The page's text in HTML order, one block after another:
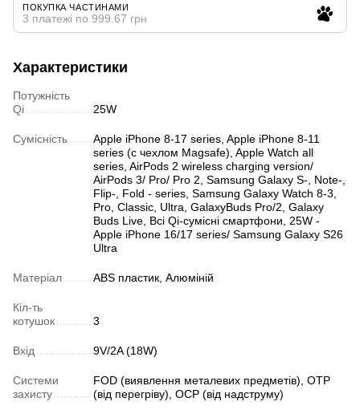
ПОКУПКА ЧАСТИНАМИ
3 платежі по 999.67 грн
Характеристики
Потужність
Qi
25W
Сумісність
Apple iPhone 8-17 series, Apple iPhone 8-11
series (с чехлом Magsafe), Apple Watch all
series, AirPods 2 wireless charging version/
AirPods 3/ Pro/ Pro 2, Samsung Galaxy S-, Note-,
Flip-, Fold - series, Samsung Galaxy Watch 8-3,
Pro, Classic, Ultra, GalaxyBuds Pro/2, Galaxy
Buds Live, Всі Qi-сумісні смартфони, 25W -
Apple iPhone 16/17 series/ Samsung Galaxy S26
Ultra
Матеріал ABS пластик, Алюміній
Кіл-ть
котушок
3
Вхід 9V/2A (18W)
Системи
захисту
FOD (виявлення металевих предметів), OTP
(від перегріву), OCP (від надструму)